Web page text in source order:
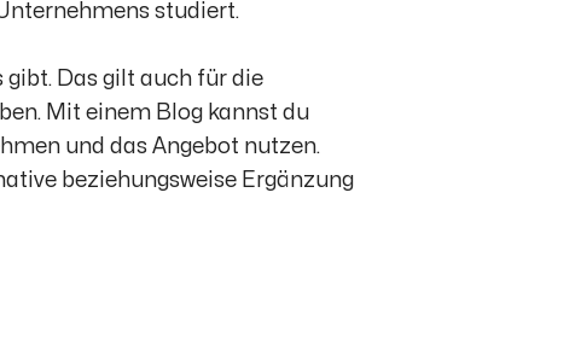
studiert.
gibt. Das gilt auch für die
Mit einem Blog kannst du
und das Angebot nutzen.
beziehungsweise Ergänzung